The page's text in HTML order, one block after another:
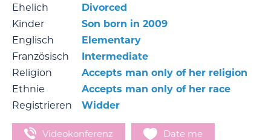
Ehelich
Divorced
Kinder
Son born in 2009
Englisch
Elementary
Französisch
Intermediate
Religion
Accepts man only of her religion
Ethnie
Accepts man only of her race
Registrieren
Widder
Videokonferenz Date me